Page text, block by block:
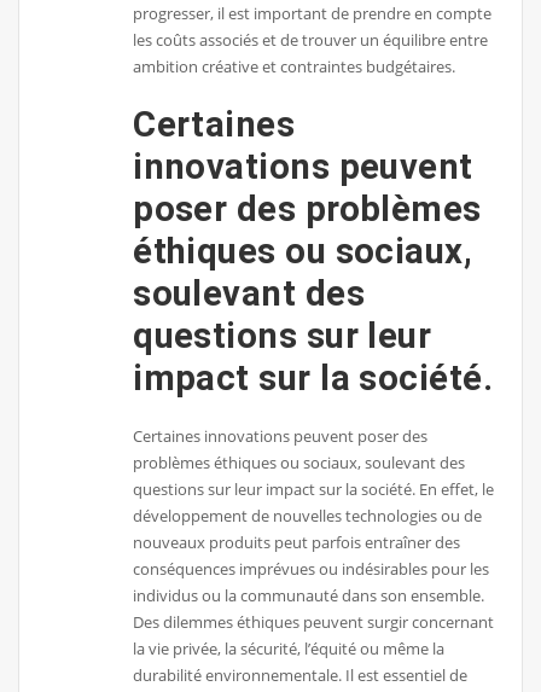
progresser, il est important de prendre en compte
les coûts associés et de trouver un équilibre entre
ambition créative et contraintes budgétaires.
Certaines
innovations peuvent
poser des problèmes
éthiques ou sociaux,
soulevant des
questions sur leur
impact sur la société.
Certaines innovations peuvent poser des
problèmes éthiques ou sociaux, soulevant des
questions sur leur impact sur la société. En effet, le
développement de nouvelles technologies ou de
nouveaux produits peut parfois entraîner des
conséquences imprévues ou indésirables pour les
individus ou la communauté dans son ensemble.
Des dilemmes éthiques peuvent surgir concernant
la vie privée, la sécurité, l’équité ou même la
durabilité environnementale. Il est essentiel de